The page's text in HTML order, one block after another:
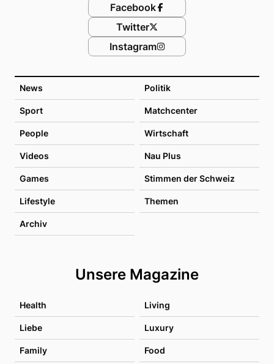
News Politik
Sport Matchcenter
People Wirtschaft
Videos Nau Plus
Games Stimmen der Schweiz
Lifestyle Themen
Archiv
Unsere Magazine
Health Living
Liebe Luxury
Family Food
Facebook
Twitter
Instagram